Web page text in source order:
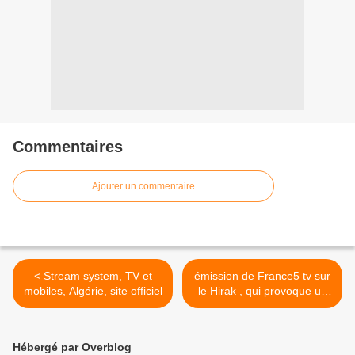
Commentaires
Ajouter un commentaire
< Stream system, TV et
mobiles, Algérie, site officiel
émission de France5 tv sur
le Hirak , qui provoque un
incident diplomatique avec
Hébergé par Overblog